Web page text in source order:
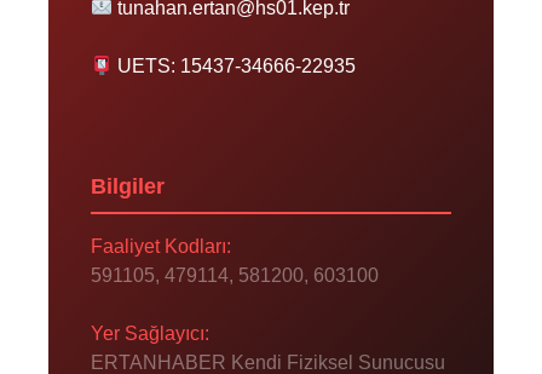
tunahan.ertan@hs01.kep.tr
UETS: 15437-34666-22935
Bilgiler
Faaliyet Kodları:
591105, 479114, 581200, 603100
Yer Sağlayıcı:
ERTANHABER Kendi Fiziksel Sunucusu